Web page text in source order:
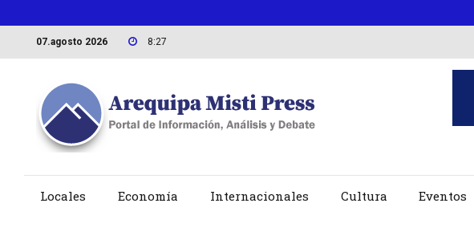
07.agosto 2026 8:27
Locales Economía Internacionales Cultura Eventos